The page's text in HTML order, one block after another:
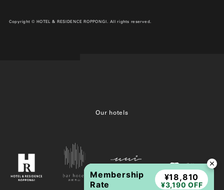
Copyright © HOTEL & RESIDENCE ROPPONGI. All rights reserved.
Our hotels
Membership
Rate
¥18,810
¥3,190 OFF